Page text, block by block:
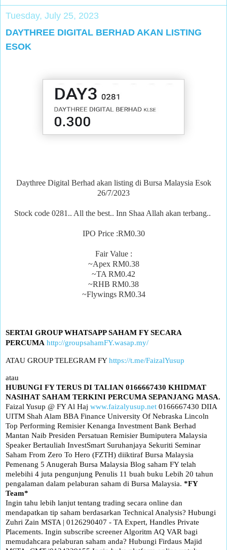
Tuesday, July 25, 2023
DAYTHREE DIGITAL BERHAD AKAN LISTING
ESOK
Daythree Digital Berhad akan listing di Bursa Malaysia Esok
26/7/2023
Stock code 0281.. All the best.. Inn Shaa Allah akan terbang..
IPO Price :RM0.30
Fair Value :
~Apex RM0.38
~TA RM0.42
~RHB RM0.38
~Flywings RM0.34
SERTAI GROUP WHATSAPP SAHAM FY SECARA
PERCUMA http://groupsahamFY.wasap.my/
ATAU GROUP TELEGRAM FYhttps://t.me/FaizalYusup
atau
HUBUNGI FY TERUS DI TALIAN 0166667430 KHIDMAT
NASIHAT SAHAM TERKINI PERCUMA SEPANJANG MASA.
Faizal Yusup @ FY Al Haj www.faizalyusup.net 0166667430 DIIA
UITM Shah Alam BBA Finance University Of Nebraska Lincoln
Top Performing Remisier Kenanga Investment Bank Berhad
Mantan Naib Presiden Persatuan Remisier Bumiputera Malaysia
Speaker Bertauliah InvestSmart Suruhanjaya Sekuriti Seminar
Saham From Zero To Hero (FZTH) diiktiraf Bursa Malaysia
Pemenang 5 Anugerah Bursa Malaysia Blog saham FY telah
melebihi 4 juta pengunjung Penulis 11 buah buku Lebih 20 tahun
pengalaman dalam pelaburan saham di Bursa Malaysia. *FY
Team*
Ingin tahu lebih lanjut tentang trading secara online dan
mendapatkan tip saham berdasarkan Technical Analysis? Hubungi
Zuhri Zain MSTA | 0126290407 - TA Expert, Handles Private
Placements. Ingin subscribe screener Algoritm AQ VAR bagi
memudahcara pelaburan saham anda? Hubungi Firdaus Majid